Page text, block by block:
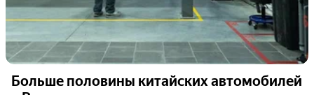
Больше половины китайских автомобилей